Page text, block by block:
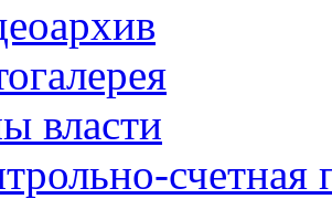
власти
счетная